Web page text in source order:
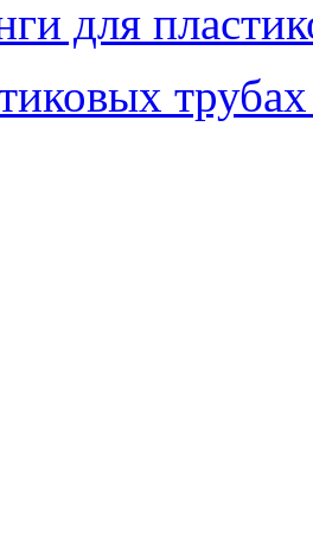
для